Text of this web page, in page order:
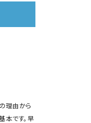
理由から
本です。早